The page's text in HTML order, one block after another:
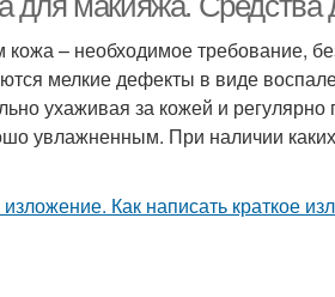
– необходимое требование,
мелкие дефекты в виде
ухаживая за кожей и
увлажненным. При наличии